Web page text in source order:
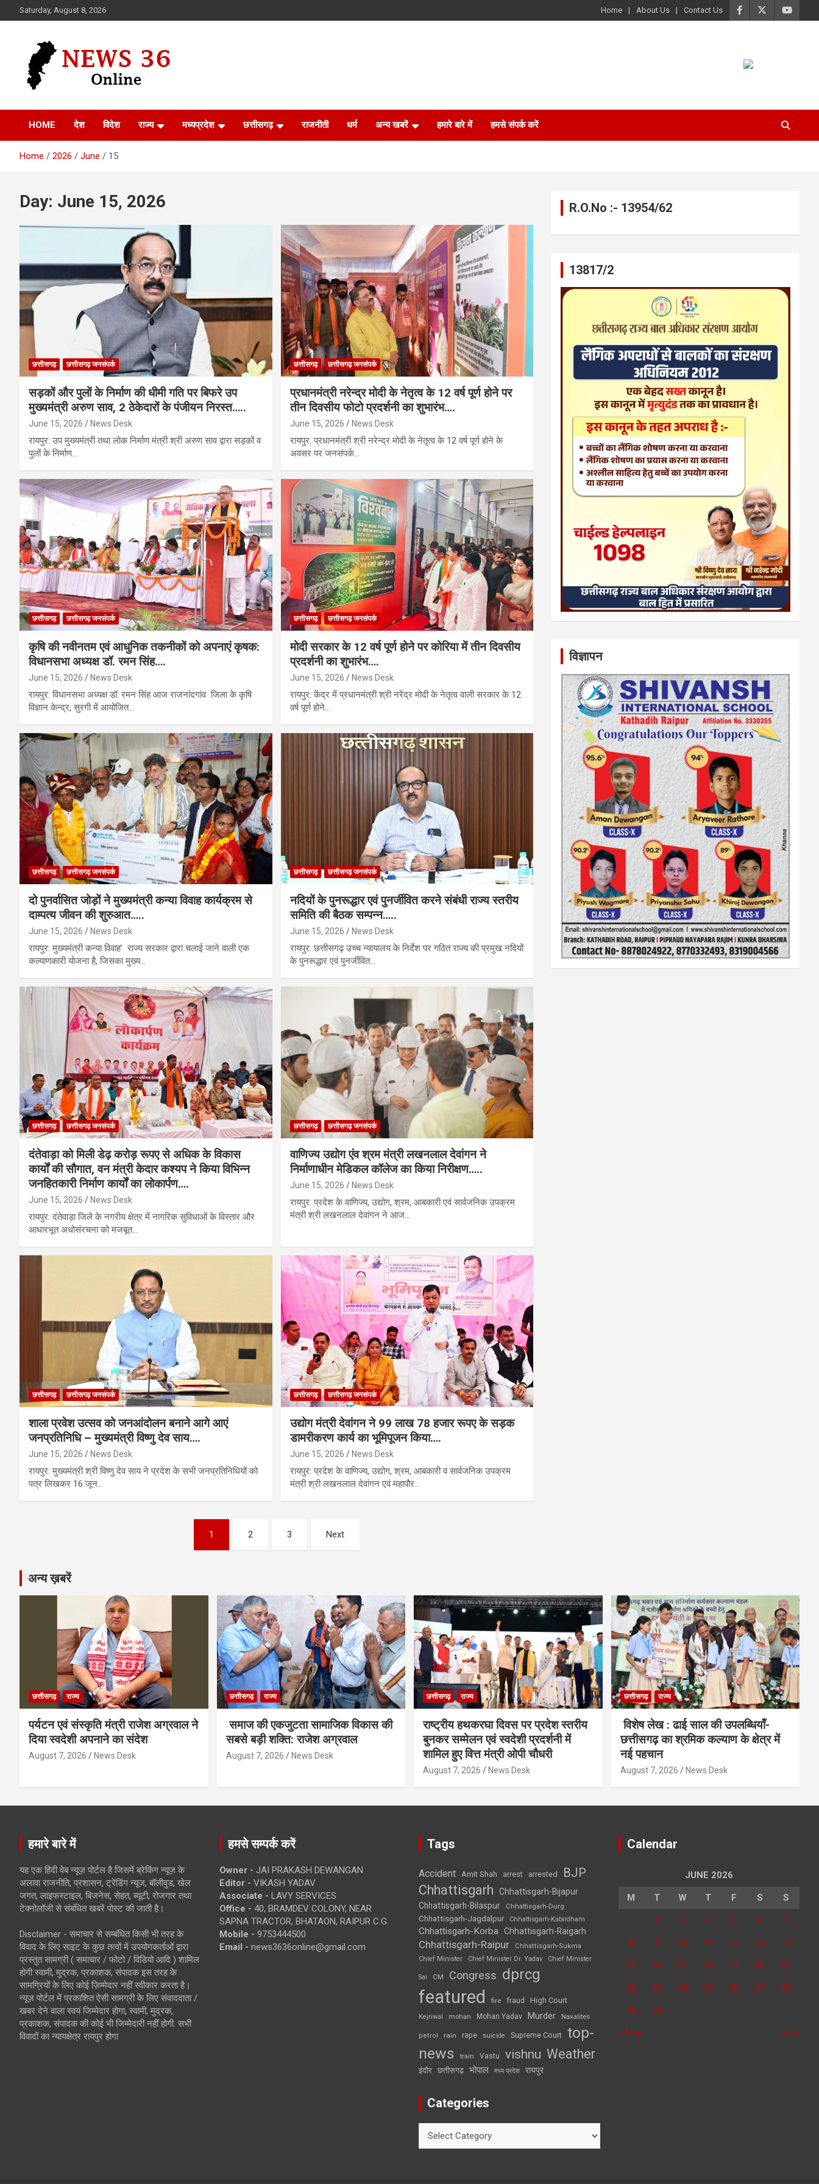
to
Saturday, August 8, 2026 Home About Us Contact Us
News 36
HOME देश विदेश राज्य मध्यप्रदेश छत्तीसगढ़ राजनीती धर्म अन्य खबरें हमारे बारे में हमसे संपर्क करें
Home 2026 June 15
Day: June 15, 2026
छत्तीसगढ़ छत्तीसगढ़ जनसंपर्क
सड़कों और पुलों के निर्माण की धीमी गति पर बिफरे उप
मुख्यमंत्री अरुण साव, 2 ठेकेदारों के पंजीयन निरस्त…..
June 15, 2026 News Desk
रायपुर: उप मुख्यमंत्री तथा लोक निर्माण मंत्री श्री अरुण साव द्वारा सड़कों व
पुलों के निर्माण…
छत्तीसगढ़ छत्तीसगढ़ जनसंपर्क
प्रधानमंत्री नरेन्द्र मोदी के नेतृत्व के 12 वर्ष पूर्ण होने पर
तीन दिवसीय फोटो प्रदर्शनी का शुभारंभ….
June 15, 2026 News Desk
रायपुर: प्रधानमंत्री श्री नरेन्द्र मोदी के नेतृत्व के 12 वर्ष पूर्ण होने के
अवसर पर जनसंपर्क…
छत्तीसगढ़ छत्तीसगढ़ जनसंपर्क
कृषि की नवीनतम एवं आधुनिक तकनीकों को अपनाएं कृषक:
विधानसभा अध्यक्ष डॉ. रमन सिंह….
June 15, 2026 News Desk
रायपुर: विधानसभा अध्यक्ष डॉ. रमन सिंह आज राजनांदगांव जिला के कृषि
विज्ञान केन्द्र, सुरगी में आयोजित…
छत्तीसगढ़ छत्तीसगढ़ जनसंपर्क
मोदी सरकार के 12 वर्ष पूर्ण होने पर कोरिया में तीन दिवसीय
प्रदर्शनी का शुभारंभ….
June 15, 2026 News Desk
रायपुर: केंद्र में प्रधानमंत्री श्री नरेंद्र मोदी के नेतृत्व वाली सरकार के 12
वर्ष पूर्ण होने…
छत्तीसगढ़ छत्तीसगढ़ जनसंपर्क
दो पुनर्वासित जोड़ों ने मुख्यमंत्री कन्या विवाह कार्यक्रम से
दाम्पत्य जीवन की शुरुआत…..
June 15, 2026 News Desk
रायपुर: मुख्यमंत्री कन्या विवाह’ राज्य सरकार द्वारा चलाई जाने वाली एक
कल्याणकारी योजना है, जिसका मुख्य…
छत्तीसगढ़ छत्तीसगढ़ जनसंपर्क
नदियों के पुनरूद्धार एवं पुनर्जीवित करने संबंधी राज्य स्तरीय
समिति की बैठक सम्पन्न…..
June 15, 2026 News Desk
रायपुर: छत्तीसगढ़ उच्च न्यायालय के निर्देश पर गठित राज्य की प्रमुख नदियों
के पुनरूद्धार एवं पुनर्जीवित…
छत्तीसगढ़ छत्तीसगढ़ जनसंपर्क
दंतेवाड़ा को मिली डेढ़ करोड़ रूपए से अधिक के विकास
कार्यों की सौगात, वन मंत्री केदार कश्यप ने किया विभिन्न
जनहितकारी निर्माण कार्यों का लोकार्पण….
June 15, 2026 News Desk
रायपुर: दंतेवाड़ा जिले के नगरीय क्षेत्र में नागरिक सुविधाओं के विस्तार और
आधारभूत अधोसंरचना को मजबूत…
छत्तीसगढ़ छत्तीसगढ़ जनसंपर्क
वाणिज्य उद्योग एंव श्रम मंत्री लखनलाल देवांगन ने
निर्माणाधीन मेडिकल कॉलेज का किया निरीक्षण…..
June 15, 2026 News Desk
रायपुर: प्रदेश के वाणिज्य, उद्योग, श्रम, आबकारी एवं सार्वजनिक उपक्रम
मंत्री श्री लखनलाल देवांगन ने आज…
छत्तीसगढ़ छत्तीसगढ़ जनसंपर्क
शाला प्रवेश उत्सव को जनआंदोलन बनाने आगे आएं
जनप्रतिनिधि – मुख्यमंत्री विष्णु देव साय….
June 15, 2026 News Desk
रायपुर: मुख्यमंत्री श्री विष्णु देव साय ने प्रदेश के सभी जनप्रतिनिधियों को
पत्र लिखकर 16 जून…
छत्तीसगढ़ छत्तीसगढ़ जनसंपर्क
उद्योग मंत्री देवांगन ने 99 लाख 78 हजार रूपए के सड़क
डामरीकरण कार्य का भूमिपूजन किया….
June 15, 2026 News Desk
रायपुर: प्रदेश के वाणिज्य, उद्योग, श्रम, आबकारी व सार्वजनिक उपक्रम
मंत्री श्री लखनलाल देवांगन एवं महापौर…
1 2 3 Next
R.O.No :- 13954/62
13817/2
विज्ञापन
अन्य ख़बरें
छत्तीसगढ़ राज्य
पर्यटन एवं संस्कृति मंत्री राजेश अग्रवाल ने
दिया स्वदेशी अपनाने का संदेश
August 7, 2026 News Desk
छत्तीसगढ़ राज्य
समाज की एकजुटता सामाजिक विकास की
सबसे बड़ी शक्ति: राजेश अग्रवाल
August 7, 2026 News Desk
छत्तीसगढ़ राज्य
राष्ट्रीय हथकरघा दिवस पर प्रदेश स्तरीय
बुनकर सम्मेलन एवं स्वदेशी प्रदर्शनी में
शामिल हुए वित्त मंत्री ओपी चौधरी
August 7, 2026 News Desk
छत्तीसगढ़ राज्य
विशेष लेख : ढाई साल की उपलब्धियाँ-
छत्तीसगढ़ का श्रमिक कल्याण के क्षेत्र में
नई पहचान
August 7, 2026 News Desk
हमारे बारे में
यह एक हिंदी वेब न्यूज़ पोर्टल है जिसमें ब्रेकिंग न्यूज़ के
अलावा राजनीति, प्रशासन, ट्रेंडिंग न्यूज, बॉलीवुड, खेल
जगत, लाइफस्टाइल, बिजनेस, सेहत, ब्यूटी, रोजगार तथा
टेक्नोलॉजी से संबंधित खबरें पोस्ट की जाती है।
Disclaimer - समाचार से सम्बंधित किसी भी तरह के
विवाद के लिए साइट के कुछ तत्वों में उपयोगकर्ताओं द्वारा
प्रस्तुत सामग्री ( समाचार / फोटो / विडियो आदि ) शामिल
होगी स्वामी, मुद्रक, प्रकाशक, संपादक इस तरह के
सामग्रियों के लिए कोई ज़िम्मेदार नहीं स्वीकार करता है।
न्यूज़ पोर्टल में प्रकाशित ऐसी सामग्री के लिए संवाददाता /
खबर देने वाला स्वयं जिम्मेदार होगा, स्वामी, मुद्रक,
प्रकाशक, संपादक की कोई भी जिम्मेदारी नहीं होगी. सभी
विवादों का न्यायक्षेत्र रायपुर होगा
हमसे सम्पर्क करें
Owner - JAI PRAKASH DEWANGAN
Editor - VIKASH YADAV
Associate - LAVY SERVICES
Office - 40, BRAMDEV COLONY, NEAR
SAPNA TRACTOR, BHATAON, RAIPUR C.G.
Mobile - 9753444500
Email - news3636online@gmail.com
Tags
Accident Amit Shah arrest arrested BJP
Chhattisgarh
Chhattisgarh-Bijapur
Chhattisgarh-Bilaspur
Chhattisgarh-Durg
Chhattisgarh-Jagdalpur Chhattisgarh-Kabirdham
Chhattisgarh-Korba Chhattisgarh-Raigarh
Chhattisgarh-Raipur
Chhattisgarh-Sukma
Chief Minister
Chief Minister Dr. Yadav Chief Minister
Sai CM Congress dprcg
featured fire fraud High Court
Kejriwal mohan Mohan Yadav Murder Naxalites
petrol rain rape suicide Supreme Court top-
news
train Vastu vishnu Weather
इंदौर छत्तीसगढ़ भोपाल मध्य प्रदेश रायपुर
Categories
Calendar
JUNE 2026
M T W T F S S
1 2 3 4 5 6 7
8 9 10 11 12 13 14
15 16 17 18 19 20 21
22 23 24 25 26 27 28
29 30
« May Jul »